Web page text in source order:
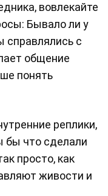
вовлекайте
Бывало ли у
справлялись с
общение
понять
реплики,
бы что сделали
просто, как
живости и